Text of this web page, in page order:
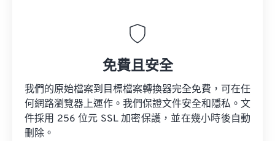
免費且安全
我們的原始檔案到目標檔案轉換器完全免費，可在任
何網路瀏覽器上運作。我們保證文件安全和隱私。文
件採用 256 位元 SSL 加密保護，並在幾小時後自動
刪除。